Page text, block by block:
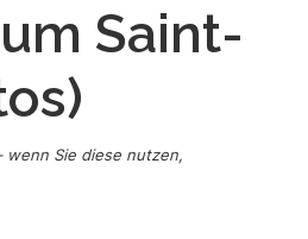
Saint-
Sie diese nutzen,